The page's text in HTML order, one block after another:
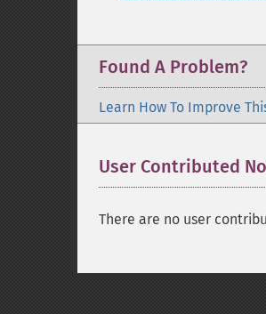
Found A Problem?
Learn How To Improve
User Contributed
There are no user